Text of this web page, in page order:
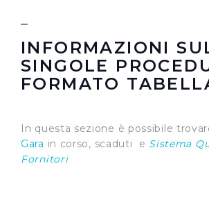
INFORMAZIONI
SINGOLE
FORMATO
In questa sezione è possibile
Gara in corso, scaduti e Sistema
Fornitori